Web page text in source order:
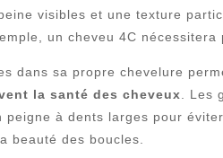
visibles et une texture
un cheveu 4C nécessitera
dans sa propre chevelure
la santé des cheveux . Les
peigne à dents larges pour
beauté des boucles.